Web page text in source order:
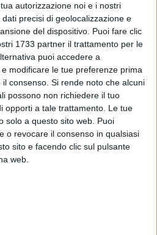
autorizzazione noi e i nostri
precisi di geolocalizzazione e
del dispositivo. Puoi fare clic
1733 partner il trattamento per le
puoi accedere a
modificare le tue preferenze prima
consenso. Si rende noto che alcuni
possono non richiedere il tuo
opporti a tale trattamento. Le tue
solo a questo sito web. Puoi
o revocare il consenso in qualsiasi
sito e facendo clic sul pulsante
web.
la cui autovettura è stata
un incendio avvenuto ieri sera a
del gruppo consiliare e degli
– Barletta. «Si tratta di un
un grave danno
per la sicurezza in cui
nella nostra
si profili – come in questo
dell'incendio, sebbene le
di accertamento da parte